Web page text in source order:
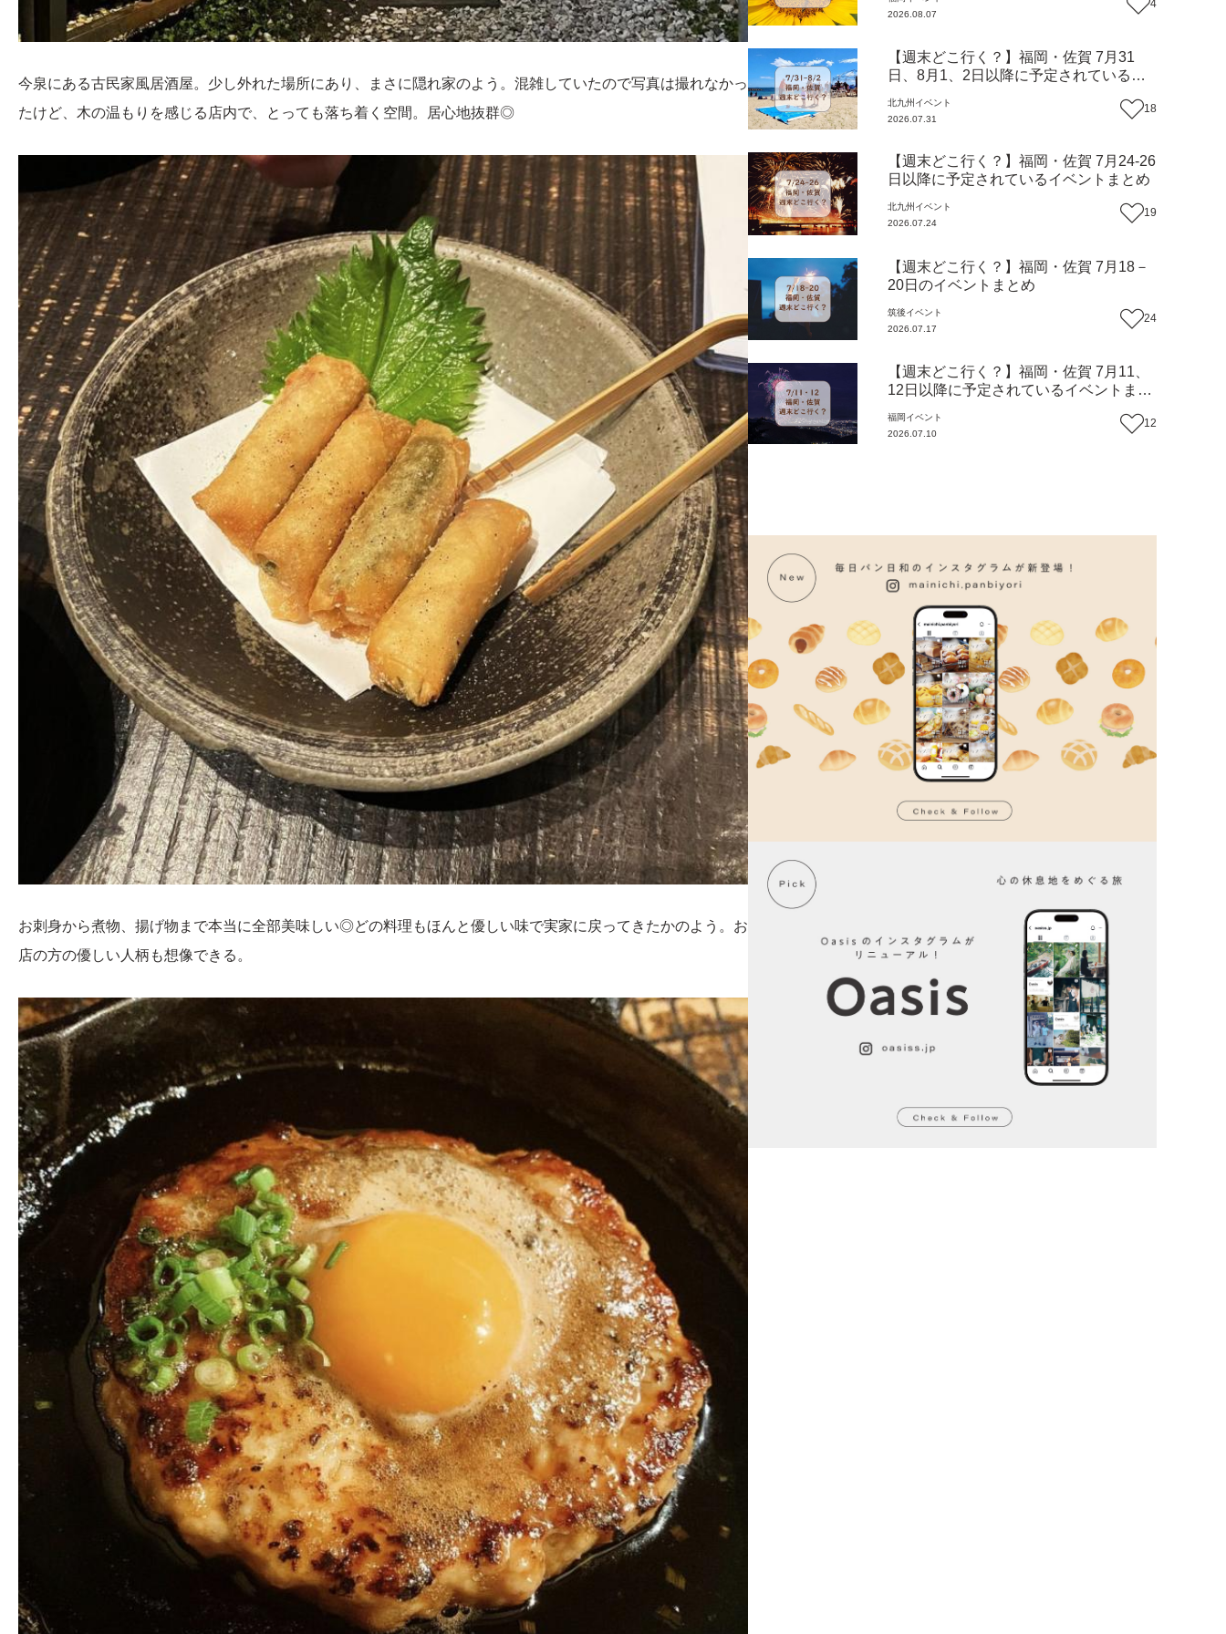
今泉にある古民家風居酒屋。少し外れた場所にあり、まさに隠れ家のよう。混雑していたので写真は撮れなかっ
たけど、木の温もりを感じる店内で、とっても落ち着く空間。居心地抜群◎
お刺身から煮物、揚げ物まで本当に全部美味しい◎どの料理もほんと優しい味で実家に戻ってきたかのよう。お
店の方の優しい人柄も想像できる。
2026.08.07
4
【週末どこ行く？】福岡・佐賀 7月31
日、8月1、2日以降に予定されているイ
北九州 イベント
2026.07.31
18
【週末どこ行く？】福岡・佐賀 7月24-26
日以降に予定されているイベントまとめ
北九州 イベント
2026.07.24
19
【週末どこ行く？】福岡・佐賀 7月18－
20日のイベントまとめ
筑後イベント
2026.07.17
24
【週末どこ行く？】福岡・佐賀 7月11、
12日以降に予定されているイベントまと
福岡 イベント
2026.07.10
12